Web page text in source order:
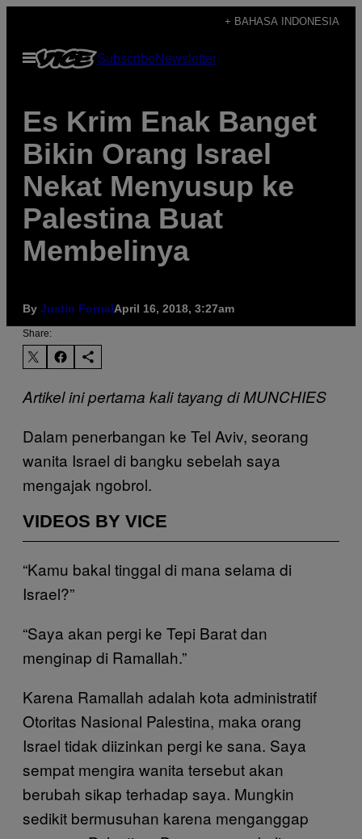
content
+ BAHASA INDONESIA
Open
Menu
SubscribeNewsletter
Es Krim Enak Banget
Bikin Orang Israel
Nekat Menyusup ke
Palestina Buat
Membelinya
By Justin FornalApril 16, 2018, 3:27am
Share:
Artikel ini pertama kali tayang di MUNCHIES
Dalam penerbangan ke Tel Aviv, seorang
wanita Israel di bangku sebelah saya
mengajak ngobrol.
VIDEOS BY VICE
“Kamu bakal tinggal di mana selama di
Israel?”
“Saya akan pergi ke Tepi Barat dan
menginap di Ramallah.”
Karena Ramallah adalah kota administratif
Otoritas Nasional Palestina, maka orang
Israel tidak diizinkan pergi ke sana. Saya
sempat mengira wanita tersebut akan
berubah sikap terhadap saya. Mungkin
sedikit bermusuhan karena menganggap